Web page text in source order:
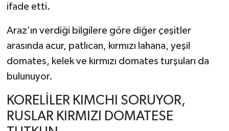
ifade etti.
Araz’ın verdiği bilgilere göre diğer çeşitler
arasında acur, patlıcan, kırmızı lahana, yeşil
domates, kelek ve kırmızı domates turşuları da
bulunuyor.
KORELİLER KIMCHI SORUYOR,
RUSLAR KIRMIZI DOMATESE